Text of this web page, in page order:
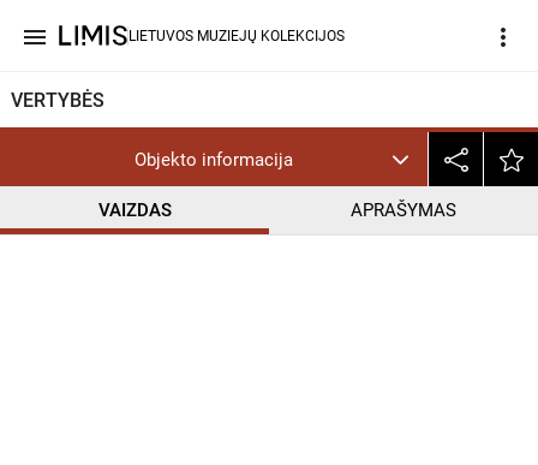
menu LIETUVOS MUZIEJŲ KOLEKCIJOS more_vert
VERTYBĖS
Objekto informacija
VAIZDAS APRAŠYMAS
CC BY-NC